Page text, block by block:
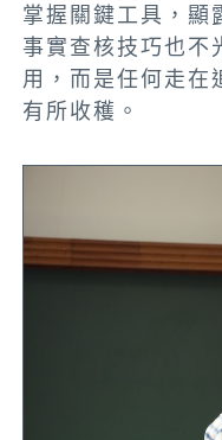
掌握關鍵工具，顯
事實查核技巧也不
用，而是任何走在
有所收穫。